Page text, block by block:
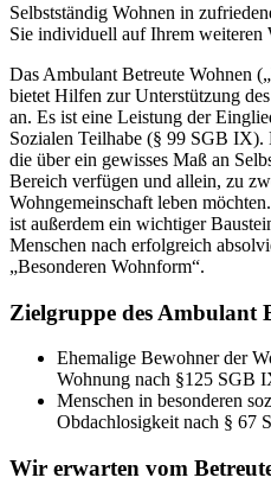
Selbstständig Wohnen in
Sie individuell auf Ihrem weiteren
Das Ambulant Betreute Wohnen
bietet Hilfen zur Unterstützung
an. Es ist eine Leistung der
Sozialen Teilhabe (§ 99 SGB
die über ein gewisses Maß an
Bereich verfügen und allein, zu
Wohngemeinschaft leben
ist außerdem ein wichtiger
Menschen nach erfolgreich
„Besonderen Wohnform“.
Zielgruppe des Ambulant
Ehemalige Bewohner der
Wohnung nach §125 SGB
Menschen in besonderen
Obdachlosigkeit nach § 67
Wir erwarten vom